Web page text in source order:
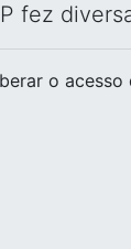
fez
o acesso